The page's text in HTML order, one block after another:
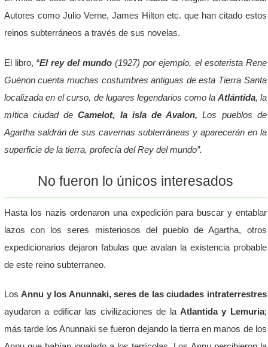
Autores como Julio Verne, James Hilton etc. que han citado estos
reinos subterráneos a través de sus novelas.
El libro, “El rey del mundo (1927) por ejemplo, el esoterista Rene
Guénon cuenta muchas costumbres antiguas de esta Tierra Santa
localizada en el curso, de lugares legendarios como la Atlántida, la
mítica ciudad deCamelot, la isla de Avalon, Los pueblos de
Agartha saldrán de sus cavernas subterráneas y aparecerán en la
superficie de la tierra, profecía del Rey del mundo”.
No fueron lo únicos interesados
Hasta los nazis ordenaron una expedición para buscar y entablar
lazos con los seres misteriosos del pueblo de Agartha, otros
expedicionarios dejaron fabulas que avalan la existencia probable
de este reino subterraneo.
LosAnnu y los Anunnaki, seres de las ciudades intraterrestres
ayudaron a edificar las civilizaciones de laAtlantida y Lemuria;
más tarde los Anunnaki se fueron dejando la tierra en manos de los